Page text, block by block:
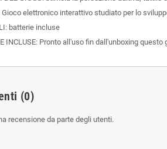
Gioco elettronico interattivo studiato per lo
batterie incluse
INCLUSE: Pronto all'uso fin dall'unboxing
(0)
recensione da parte degli utenti.